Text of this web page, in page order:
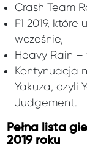
Crash Team
F1 2019,
wcześnie,
Heavy Rain –
Kontynuacja
Yakuza, czyli
Judgement.
Pełna lista
2019 roku